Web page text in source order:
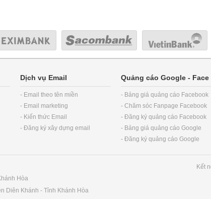
Dịch vụ Email
- Email theo tên miền
- Email marketing
- Kiến thức Email
- Đăng ký xây dựng email
Quảng cáo Google - Face
- Bảng giá quảng cáo Facebook
- Chăm sóc Fanpage Facebook
- Đăng ký quảng cáo Facebook
- Bảng giá quảng cáo Google
- Đăng ký quảng cáo Google
Hòa
Diên Khánh - Tỉnh Khánh Hòa
Kết